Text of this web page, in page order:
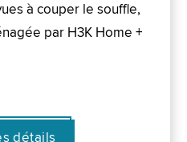
à couper le souffle,
par H3K Home +
détails